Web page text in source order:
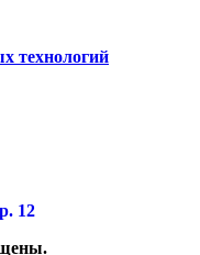
технологий
12